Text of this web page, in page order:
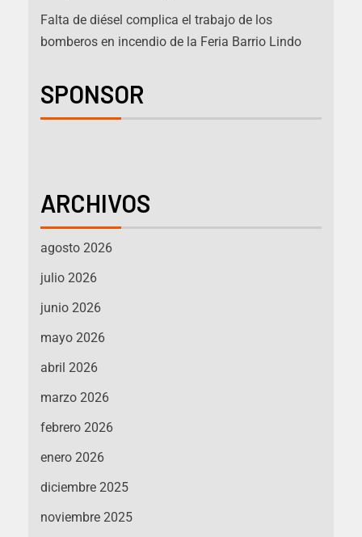
Falta de diésel complica el trabajo de los
bomberos en incendio de la Feria Barrio Lindo
SPONSOR
ARCHIVOS
agosto 2026
julio 2026
junio 2026
mayo 2026
abril 2026
marzo 2026
febrero 2026
enero 2026
diciembre 2025
noviembre 2025